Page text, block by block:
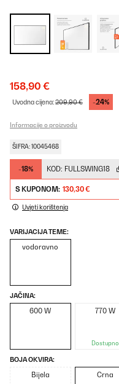
158,90 €
Uvodna cijena:209,90 € -24%
Informacije o proizvodu
ŠIFRA: 10045468
-18% KOD: FULLSWING18
S KUPONOM: 130,30 €
Uvjeti korištenja
VARIJACIJA TEME:
vodoravno
JAČINA:
600 W 770 W
Dostupno
BOJA OKVIRA:
Bijela Crna